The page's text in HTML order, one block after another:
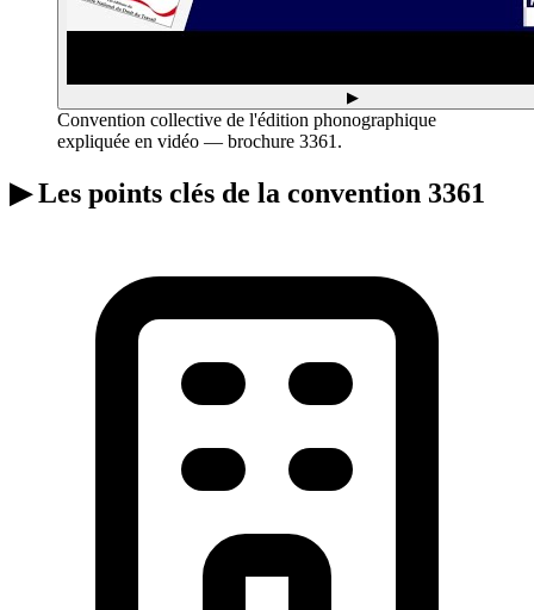
▶
Convention collective de l'édition phonographique
expliquée en vidéo — brochure 3361.
▶Les points clés de la convention 3361